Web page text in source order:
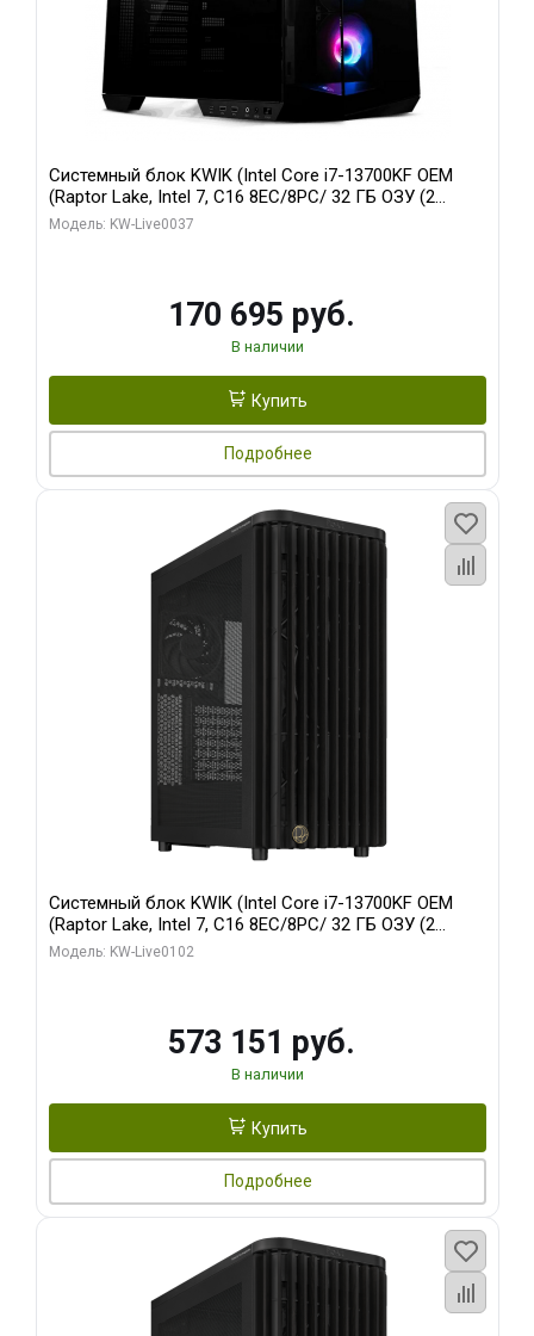
Системный блок KWIK (Intel Core i7-13700KF OEM
(Raptor Lake, Intel 7, C16 8EC/8PC/ 32 ГБ ОЗУ (2
модуля)/ Gigabyte RTX5070 AERO OC 12GB GDDR7
Модель: KW-Live0037
170 695 руб.
В наличии
Купить
Подробнее
Системный блок KWIK (Intel Core i7-13700KF OEM
(Raptor Lake, Intel 7, C16 8EC/8PC/ 32 ГБ ОЗУ (2
модуля)/ Afox RTX4090 24GB GDDR6X 384-Bit 3xDP
Модель: KW-Live0102
573 151 руб.
В наличии
Купить
Подробнее